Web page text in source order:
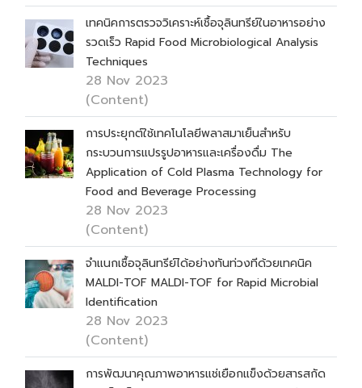
เทคนิคการตรวจวิเคราะห์เชื้อจุลินทรีย์ในอาหารอย่าง
รวดเร็ว Rapid Food Microbiological Analysis
Techniques
28 Nov 2023
(Content)
การประยุกต์ใช้เทคโนโลยีพลาสมาเย็นสำหรับ
กระบวนการแปรรูปอาหารและเครื่องดื่ม The
Application of Cold Plasma Technology for
Food and Beverage Processing
28 Nov 2023
(Content)
จำแนกเชื้อจุลินทรีย์ได้อย่างทันท่วงทีด้วยเทคนิค
MALDI-TOF MALDI-TOF for Rapid Microbial
Identification
28 Nov 2023
(Content)
การพัฒนาคุณภาพอาหารแช่เยือกแข็งด้วยสารสกัด